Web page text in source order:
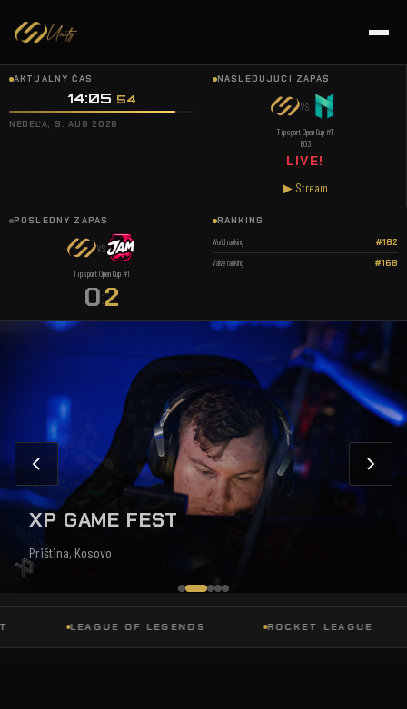
AKTUÁLNY ČAS
14:05 55
NEDEĽA, 9. AUG 2026
NASLEDUJÚCI ZÁPAS
VS
Tipsport Open Cup #1
BO3
LIVE!
▶ Stream
POSLEDNÝ ZÁPAS
VS
Tipsport Open Cup #1
0:2
RANKING
World ranking #182
Valve ranking #168
XP GAME FEST
Priština, Kosovo
LEAGUE OF LEGENDS ROCKET LEAGUE